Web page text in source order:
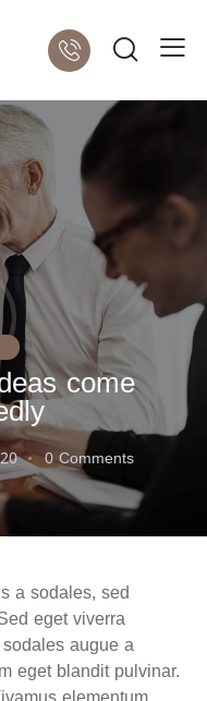
come
0Comments
a sodales, sed
eget viverra
augue a
eget blandit pulvinar.